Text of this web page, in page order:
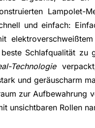
Lampolet-
und einfach:
Schlafqualität zu
Technologie
und geräuscharm
zur Aufbewahrung
unsichtbaren Rollen